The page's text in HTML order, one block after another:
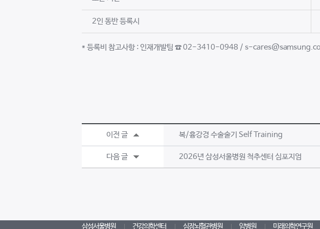
2인 동반 등록시
* 등록비 참고사항 : 인재개발팀 ☎ 02-3410-0948 / s-
이전 글 복/흉강경 수술술기 Self Training
다음 글 2026년 삼성서울병원 척추센터 심포지엄
삼성서울병원 건강의학센터 심장뇌혈관병원 암병원 미래의학연구원